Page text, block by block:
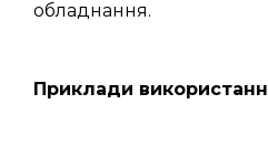
обладнання.
Приклади